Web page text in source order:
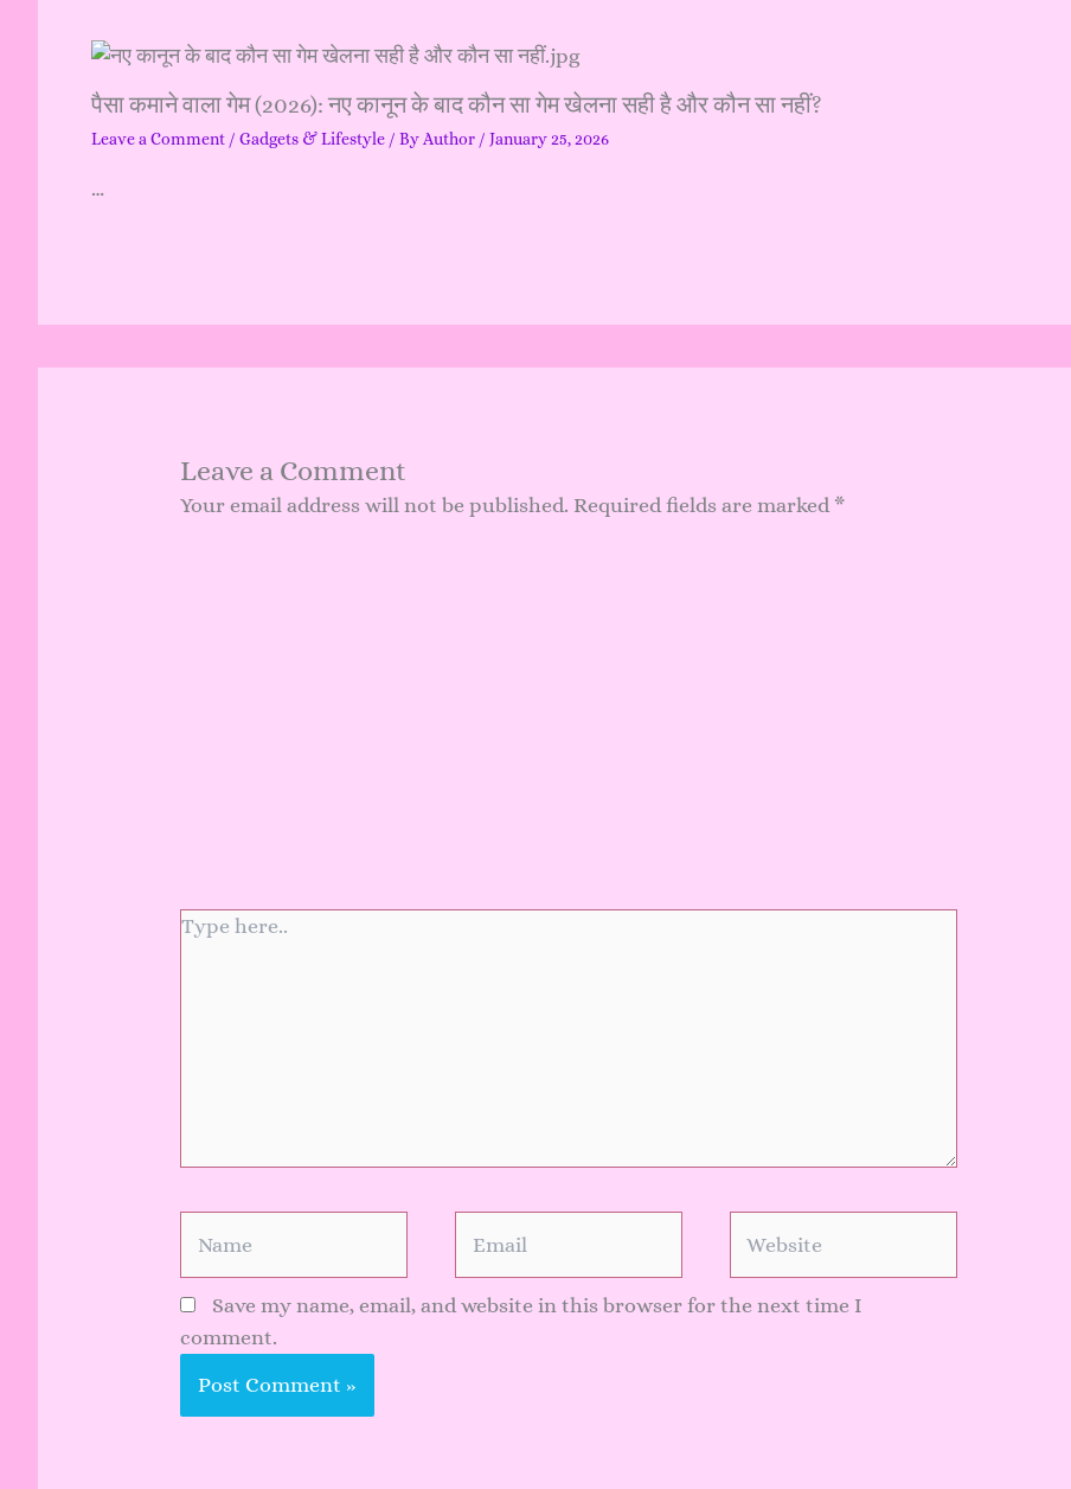
पैसा कमाने वाला गेम (2026): नए कानून के बाद कौन सा गेम खेलना सही है और कौन सा नहीं?
Leave a Comment / Gadgets & Lifestyle / ByAuthor / January 25, 2026
…
Leave a Comment
Your email address will not be published. Required fields are marked *
Type
Save my name, email, and website in this browser for the next time I
comment.